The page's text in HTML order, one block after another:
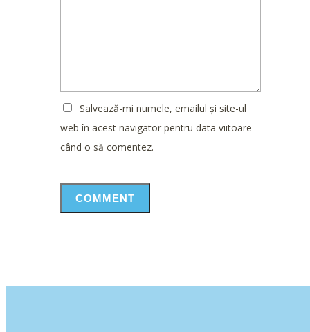
Salvează-mi numele, emailul și site-ul
web în acest navigator pentru data viitoare
când o să comentez.